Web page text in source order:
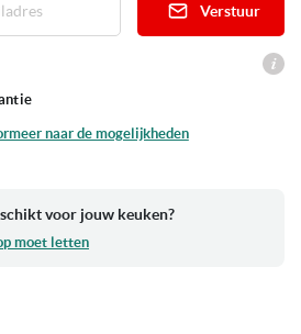
Verstuur
naar de mogelijkheden
voor jouw keuken?
moet letten